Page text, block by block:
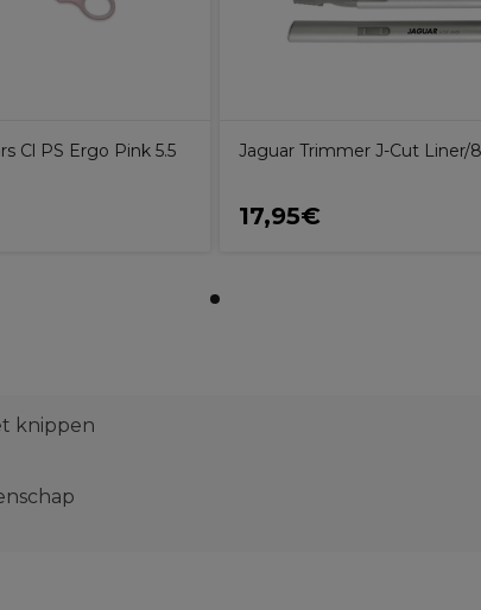
Cl PS Ergo Pink 5.5 Jaguar Trimmer J-Cut Liner/
17,95€
knippen